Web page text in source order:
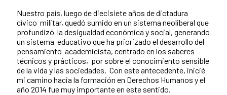
Nuestro país, luego de diecisiete años de dictadura
cívico militar, quedó sumido en un sistema neoliberal que
profundizó la desigualdad económica y social, generando
un sistema educativo que ha priorizado el desarrollo del
pensamiento academicista, centrado en los saberes
técnicos y prácticos, por sobre el conocimiento sensible
de la vida y las sociedades. Con este antecedente, inicié
mi camino hacia la formación en Derechos Humanos y el
año 2014 fue muy importante en este sentido.